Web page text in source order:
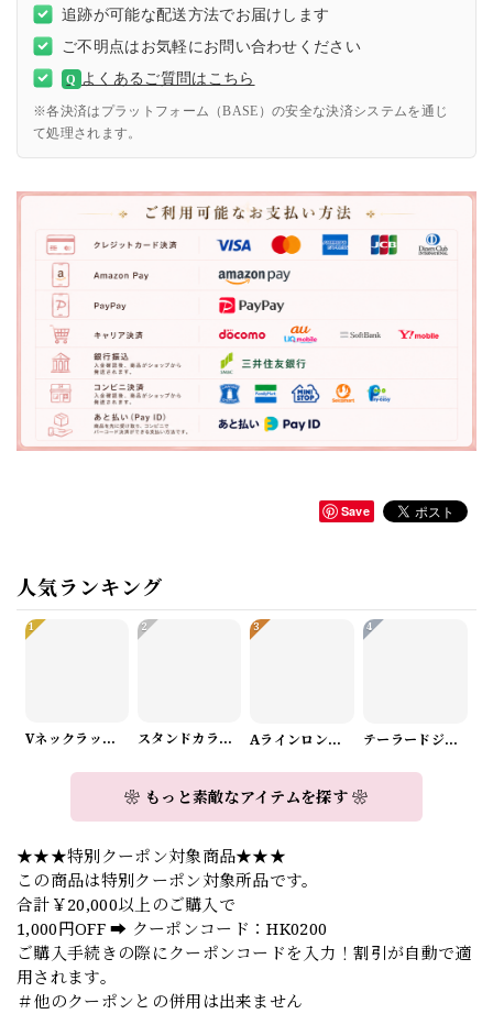
追跡が可能な配送方法でお届けします
ご不明点はお気軽にお問い合わせください
Q よくあるご質問はこちら
※各決済はプラットフォーム（BASE）の安全な決済システムを通じ
て処理されます。
Save
人気ランキング
1
Vネックラップデザインニット（3color） A1008
2
スタンドカラーロングスリーブリボンブラウス（3color） A1126
3
Aラインロングワンピース（2color） A0908
4
テーラードジャケット＆ワイドパンツスーツwithスカーフ A0987
❀ もっと素敵なアイテムを探す ❀
★★★特別クーポン対象商品★★★
この商品は特別クーポン対象所品です。
合計￥20,000以上のご購入で
1,000円OFF ➡️ クーポンコード：HK0200
ご購入手続きの際にクーポンコードを入力！割引が自動で適
用されます。
＃他のクーポンとの併用は出来ません